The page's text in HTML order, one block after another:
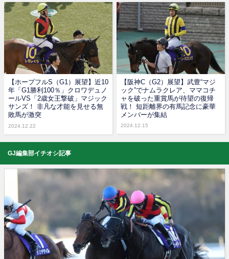
【ホープフルS（G1）展望】近10
年「G1勝利100％」クロワデュノ
ールVS「2歳女王撃破」マジック
サンズ！ 非凡な才能を見せる無
敗馬が激突
2024.12.22
【阪神C（G2）展望】武豊“マジ
ック”でナムラクレア、ママコチ
ャを破った重賞馬が待望の復帰
戦！ 短距離界の有馬記念に豪華
メンバーが集結
2024.12.15
GJ編集部イチオシ記事